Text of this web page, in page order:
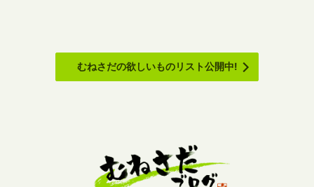
むねさだの欲しいものリスト公開中!